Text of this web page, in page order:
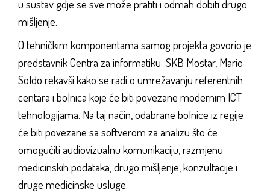
u sustav gdje se sve može pratiti i odmah dobiti drugo
mišljenje.
O tehničkim komponentama samog projekta govorio je
predstavnik Centra za informatiku SKB Mostar, Mario
Soldo rekavši kako se radi o umrežavanju referentnih
centara i bolnica koje će biti povezane modernim ICT
tehnologijama. Na taj način, odabrane bolnice iz regije
će biti povezane sa softverom za analizu što će
omogućiti audiovizualnu komunikaciju, razmjenu
medicinskih podataka, drugo mišljenje, konzultacije i
druge medicinske usluge.